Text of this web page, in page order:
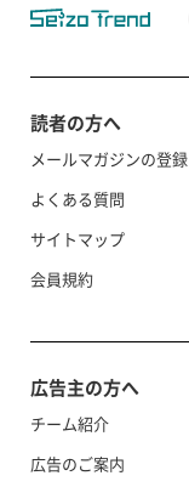
読者の方へ
メールマガジンの登録
よくある質問
サイトマップ
会員規約
広告主の方へ
チーム紹介
広告のご案内